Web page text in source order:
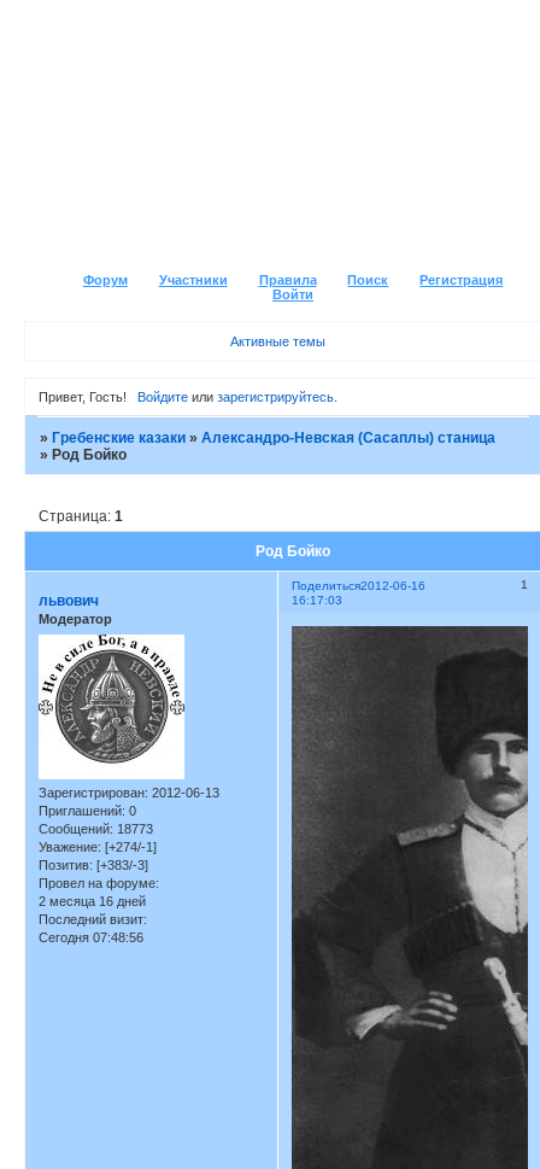
Форум Участники Правила Поиск
Регистрация
Войти
Активные темы
Привет, Гость! Войдитеили зарегистрируйтесь.
»Гребенские казаки »Александро-Невская (Сасаплы) станица
»Род Бойко
Род Бойко
Страница:1
Поделиться 1
2012-06-16
16:17:03
львович
Модератор
Зарегистрирован: 2012-06-13
Приглашений: 0
Сообщений: 18773
Уважение: [+274/-1]
Позитив: [+383/-3]
Провел на форуме:
2 месяца 16 дней
Последний визит:
Сегодня 07:48:56